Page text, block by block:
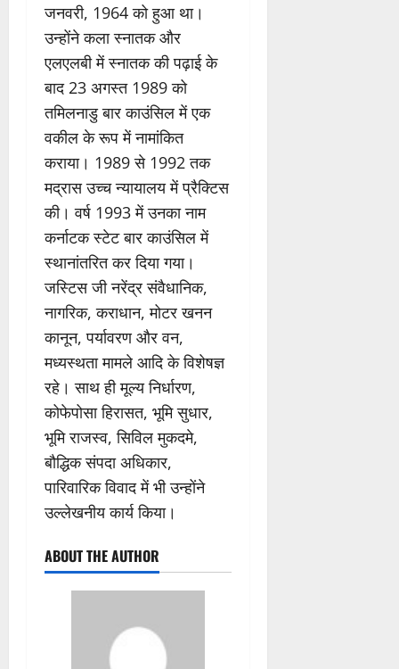
जनवरी, 1964 को हुआ था।
उन्होंने कला स्नातक और
एलएलबी में स्नातक की पढ़ाई के
बाद 23 अगस्त 1989 को
तमिलनाडु बार काउंसिल में एक
वकील के रूप में नामांकित
कराया। 1989 से 1992 तक
मद्रास उच्च न्यायालय में प्रैक्टिस
की। वर्ष 1993 में उनका नाम
कर्नाटक स्टेट बार काउंसिल में
स्थानांतरित कर दिया गया।
जस्टिस जी नरेंद्र संवैधानिक,
नागरिक, कराधान, मोटर खनन
कानून, पर्यावरण और वन,
मध्यस्थता मामले आदि के विशेषज्ञ
रहे। साथ ही मूल्य निर्धारण,
कोफेपोसा हिरासत, भूमि सुधार,
भूमि राजस्व, सिविल मुकदमे,
बौद्धिक संपदा अधिकार,
पारिवारिक विवाद में भी उन्होंने
उल्लेखनीय कार्य किया।
ABOUT THE AUTHOR